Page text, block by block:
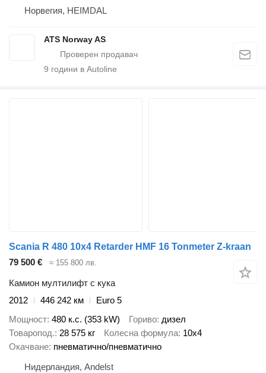
Норвегия, HEIMDAL
ATS Norway AS
9 години в Autoline
Scania R 480 10x4 Retarder HMF 16 Tonmeter Z-kraan
79 500 €
≈ 155 800 лв.
Камион мултилифт с кука
2012
446 242 км
Euro 5
Мощност 480 к.с. (353 kW) Гориво дизел
Товаропод. 28 575 кг Колесна формула 10x4
Окачване пневматично/пневматично
Нидерландия, Andelst